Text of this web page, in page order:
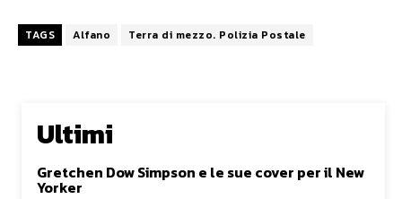
TAGS Alfano Terra di mezzo. Polizia Postale
Ultimi
Gretchen Dow Simpson e le sue cover per il New
Yorker